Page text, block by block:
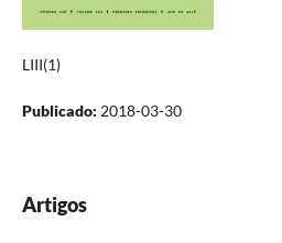
LIII(1)
Publicado: 2018-03-30
Artigos